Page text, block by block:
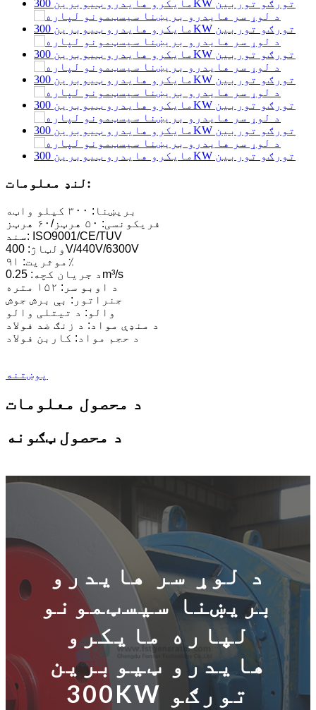
لنډ معلومات:
بریښنا: ۳۰۰ کیلو واټه
فریکونسی: ۵۰ هرټز/۶۰ هرټز
سند: ISO9001/CE/TUV
ولټاژ: 400V/440V/6300V
موثریت: ۹۱٪
د جریان کچه: 0.25m³/s
د اوبو سر: ۱۵۲ متره
جنراتور: بې برش جوش
والو: د تیتلی والو
د منډې مواد: د زنګ ضد فولاد
د حجم مواد: کاربن فولاد
پوښتنه
د محصول معلومات
د محصول ټګونه
د لوړ سر هایدرو
بریښنا سیسټمونو
لپاره مایکرو
هایدرو ټیوبرین
300KW تورګو